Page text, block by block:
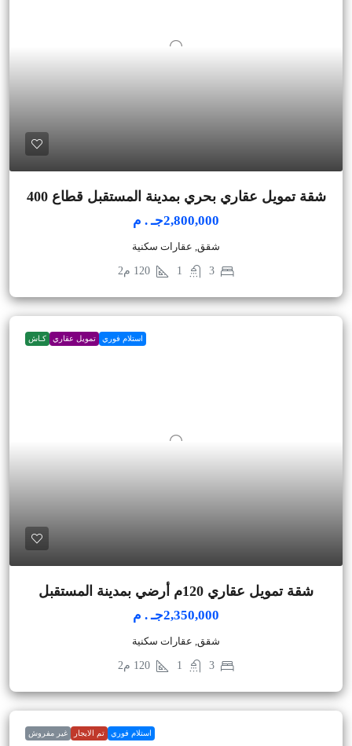
شقة تمويل عقاري بحري بمدينة المستقبل قطاع 400
2,800,000جـ . م
شقق, عقارات سكنية
3
1
120 م2
استلام فوري تمويل عقاري كـاش
شقة تمويل عقاري 120م أرضي بمدينة المستقبل
2,350,000جـ . م
شقق, عقارات سكنية
3
1
120 م2
استلام فوري تم الايجار غير مفروش